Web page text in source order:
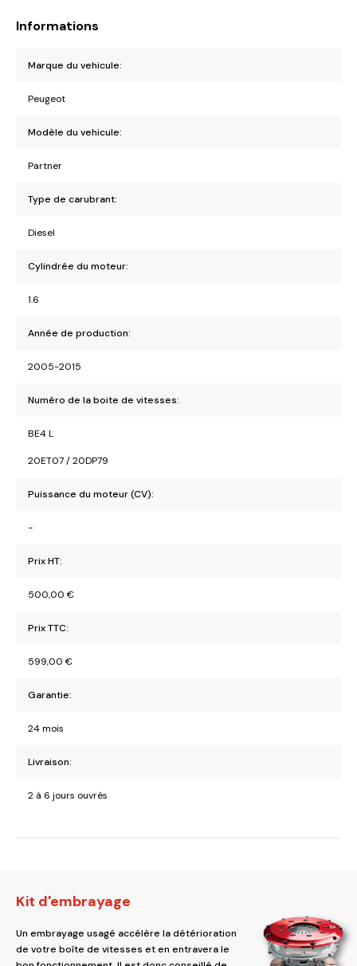
Informations
Marque du vehicule:
Peugeot
Modèle du vehicule:
Partner
Type de carubrant:
Diesel
Cylindrée du moteur:
1.6
Année de production:
2005-2015
Numéro de la boite de vitesses:
BE4 L
20ET07 / 20DP79
Puissance du moteur (CV):
-
Prix HT:
500,00 €
Prix TTC:
599,00 €
Garantie:
24 mois
Livraison:
2 à 6 jours ouvrés
Kit d'embrayage
Un embrayage usagé accélère la détérioration
de votre boîte de vitesses et en entravera le